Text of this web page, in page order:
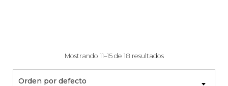
Mostrando 11–15 de 18 resultados
Orden por defecto